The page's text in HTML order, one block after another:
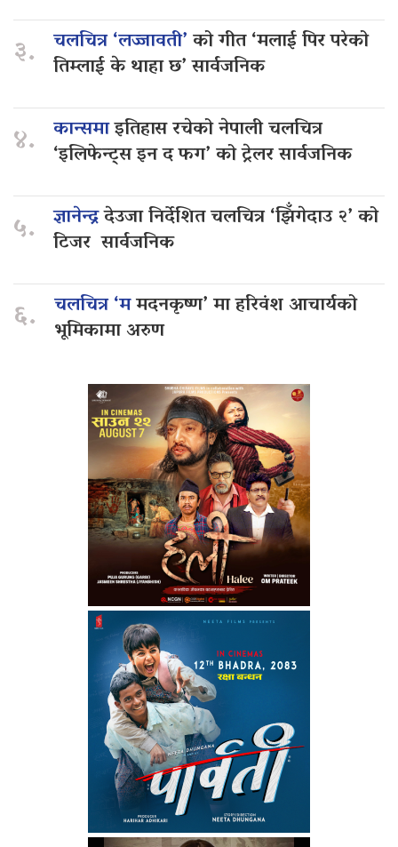
३. चलचित्र ‘लज्जावती’को गीत ‘मलाई पिर परेको
तिम्लाई के थाहा छ’ सार्वजनिक
४. कान्समाइतिहास रचेको नेपाली चलचित्र
‘इलिफेन्ट्स इन द फग’ को ट्रेलर सार्वजनिक
५. ज्ञानेन्द्रदेउजा निर्देशित चलचित्र ‘झिँगेदाउ २’ को
टिजर सार्वजनिक
६. चलचित्र ‘ममदनकृष्ण’ मा हरिवंश आचार्यको
भूमिकामा अरुण